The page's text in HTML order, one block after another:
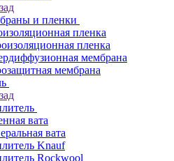
и пленки
пленка
пленка
мембрана
мембрана
вата
вата
Knauf
Rockwool